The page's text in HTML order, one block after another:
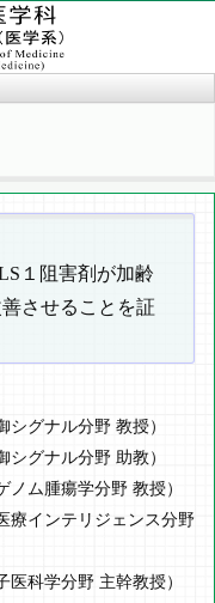
旧twitter
１阻害剤が加齢
させることを証
グナル分野 教授）
グナル分野 助教）
ム腫瘍学分野 教授）
療インテリジェンス分野
科学分野 主幹教授）